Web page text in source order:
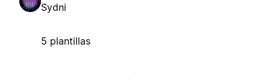
Sydni
5 plantillas